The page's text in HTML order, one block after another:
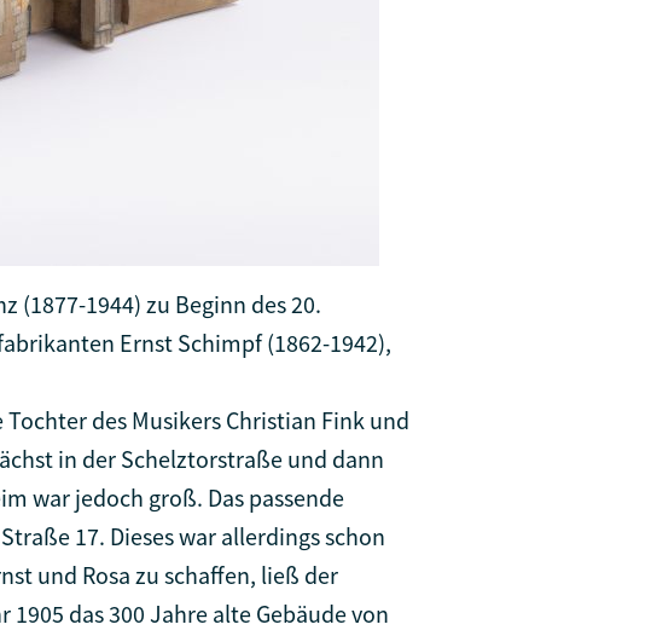
1944) zu Beginn des 20.
Ernst Schimpf (1862-1942),
des Musikers Christian Fink und
in der Schelztorstraße und dann
war jedoch groß. Das passende
17. Dieses war allerdings schon
und Rosa zu schaffen, ließ der
das 300 Jahre alte Gebäude von